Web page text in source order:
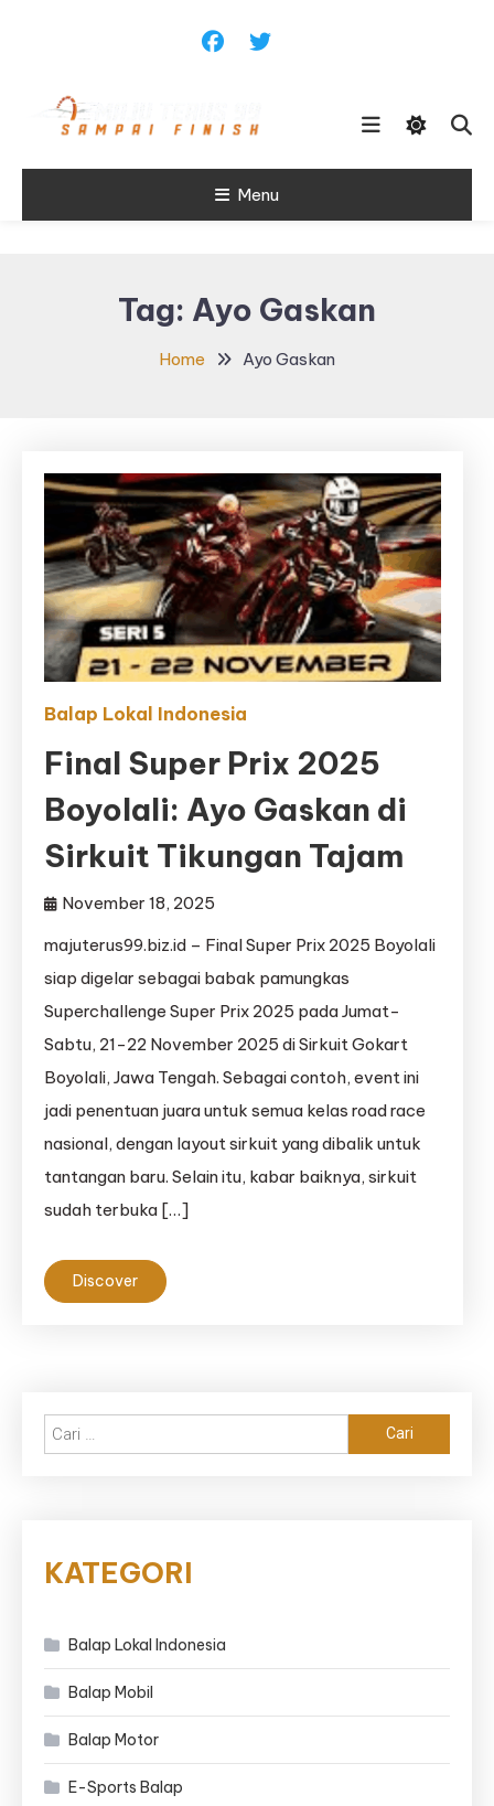
Maju Terus99
Menu
Tag: Ayo Gaskan
Home Ayo Gaskan
Balap Lokal Indonesia
Final Super Prix 2025
Boyolali: Ayo Gaskan di
Sirkuit Tikungan Tajam
November 18, 2025
majuterus99.biz.id – Final Super Prix 2025 Boyolali
siap digelar sebagai babak pamungkas
Superchallenge Super Prix 2025 pada Jumat-
Sabtu, 21-22 November 2025 di Sirkuit Gokart
Boyolali, Jawa Tengah. Sebagai contoh, event ini
jadi penentuan juara untuk semua kelas road race
nasional, dengan layout sirkuit yang dibalik untuk
tantangan baru. Selain itu, kabar baiknya, sirkuit
sudah terbuka […]
Discover
untuk:
KATEGORI
Balap Lokal Indonesia
Balap Mobil
Balap Motor
E-Sports Balap